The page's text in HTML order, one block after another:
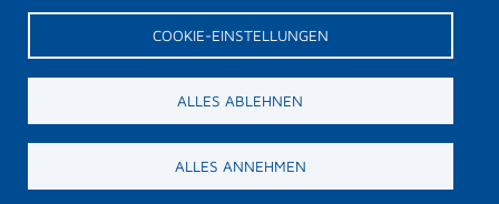
COOKIE-EINSTELLUNGEN
ALLES ABLEHNEN
ALLES ANNEHMEN
Muttizettel Download
Datenschutz Cookies Impressum